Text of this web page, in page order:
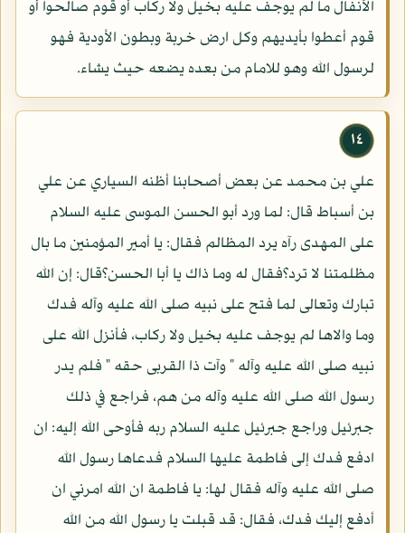
الأنفال ما لم يوجف عليه بخيل ولا ركاب أو قوم صالحوا أو
قوم أعطوا بأيديهم وكل ارض خربة وبطون الأودية فهو
لرسول الله وهو للامام من بعده يضعه حيث يشاء.
١٤
علي بن محمد عن بعض أصحابنا أظنه السياري عن علي
بن أسباط قال: لما ورد أبو الحسن الموسى عليه السلام
على المهدى رآه يرد المظالم فقال: يا أمير المؤمنين ما بال
مظلمتنا لا ترد؟فقال له وما ذاك يا أبا الحسن؟قال: إن الله
تبارك وتعالى لما فتح على نبيه صلى الله عليه وآله فدك
وما والاها لم يوجف عليه بخيل ولا ركاب، فأنزل الله على
نبيه صلى الله عليه وآله " وآت ذا القربى حقه " فلم يدر
رسول الله صلى الله عليه وآله من هم، فراجع في ذلك
جبرئيل وراجع جبرئيل عليه السلام ربه فأوحى الله إليه: ان
ادفع فدك إلى فاطمة عليها السلام فدعاها رسول الله
صلى الله عليه وآله فقال لها: يا فاطمة ان الله امرني ان
أدفع إليك فدك، فقال: قد قبلت يا رسول الله من الله